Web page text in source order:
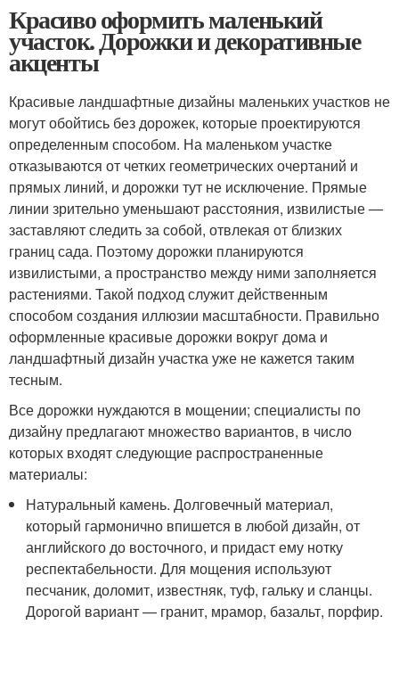
Красиво оформить маленький
участок. Дорожки и декоративные
акценты
Красивые ландшафтные дизайны маленьких участков не
могут обойтись без дорожек, которые проектируются
определенным способом. На маленьком участке
отказываются от четких геометрических очертаний и
прямых линий, и дорожки тут не исключение. Прямые
линии зрительно уменьшают расстояния, извилистые —
заставляют следить за собой, отвлекая от близких
границ сада. Поэтому дорожки планируются
извилистыми, а пространство между ними заполняется
растениями. Такой подход служит действенным
способом создания иллюзии масштабности. Правильно
оформленные красивые дорожки вокруг дома и
ландшафтный дизайн участка уже не кажется таким
тесным.
Все дорожки нуждаются в мощении; специалисты по
дизайну предлагают множество вариантов, в число
которых входят следующие распространенные
материалы:
Натуральный камень. Долговечный материал,
который гармонично впишется в любой дизайн, от
английского до восточного, и придаст ему нотку
респектабельности. Для мощения используют
песчаник, доломит, известняк, туф, гальку и сланцы.
Дорогой вариант — гранит, мрамор, базальт, порфир.